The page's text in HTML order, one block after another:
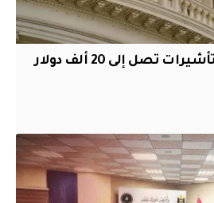
أميركا تقر سندات تأشيرات تصل إلى 20 ألف دولار